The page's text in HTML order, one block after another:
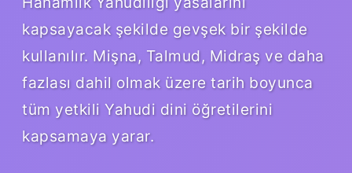
kapsayacak şekilde gevşek bir şekilde
kullanılır. Mişna, Talmud, Midraş ve daha
fazlası dahil olmak üzere tarih boyunca
tüm yetkili Yahudi dini öğretilerini
kapsamaya yarar.